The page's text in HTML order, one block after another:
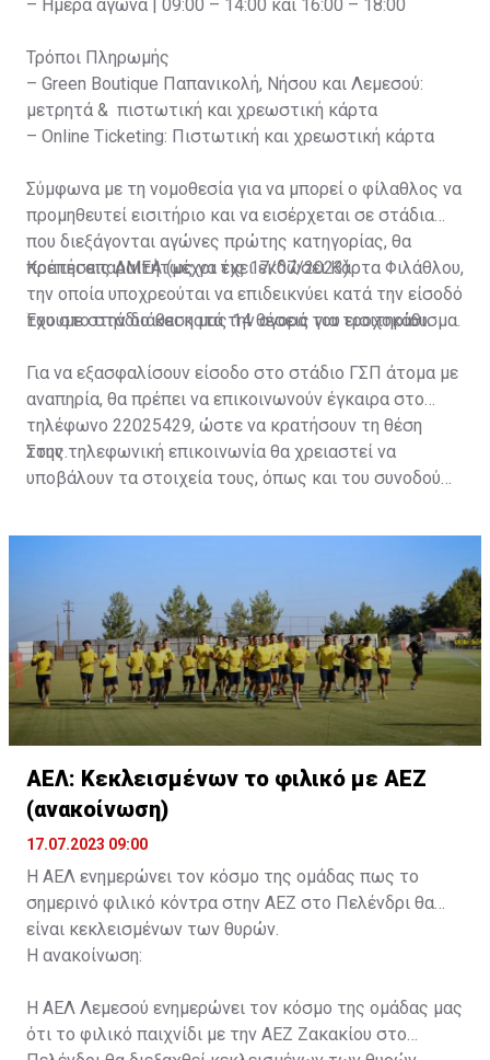
– Ημέρα αγώνα | 09:00 – 14:00 και 16:00 – 18:00
Τρόποι Πληρωμής
– Green Boutique Παπανικολή, Νήσου και Λεμεσού:
μετρητά & πιστωτική και χρεωστική κάρτα
– Online Ticketing: Πιστωτική και χρεωστική κάρτα
Σύμφωνα με τη νομοθεσία για να μπορεί ο φίλαθλος να
προμηθευτεί εισιτήριο και να εισέρχεται σε στάδια
που διεξάγονται αγώνες πρώτης κατηγορίας, θα
πρέπει απαραιτήτως να έχει εκδώσει Κάρτα Φιλάθλου,
την οποία υποχρεούται να επιδεικνύει κατά την είσοδό
του στο στάδιο και κατά την αγορά του εισιτηρίου.
Κρατήσεις ΑΜΕΑ (μέχρι τις 17/07/2023)
Έχουμε στην διάθεση μας 14 θέσεις για τροχοκάθισμα.
Για να εξασφαλίσουν είσοδο στο στάδιο ΓΣΠ άτομα με
αναπηρία, θα πρέπει να επικοινωνούν έγκαιρα στο
τηλέφωνο 22025429, ώστε να κρατήσουν τη θέση
τους.
Στην τηλεφωνική επικοινωνία θα χρειαστεί να
υποβάλουν τα στοιχεία τους, όπως και του συνοδού
ονοματεπώνυμο, αριθμός πινακίδας αυτοκινήτου,
ΑΕΛ: Κεκλεισμένων το φιλικό με ΑΕΖ
(ανακοίνωση)
17.07.2023 09:00
Η ΑΕΛ ενημερώνει τον κόσμο της ομάδας πως το
σημερινό φιλικό κόντρα στην ΑΕΖ στο Πελένδρι θα
είναι κεκλεισμένων των θυρών.
Η ανακοίνωση:
Η ΑΕΛ Λεμεσού ενημερώνει τον κόσμο της ομάδας μας
ότι το φιλικό παιχνίδι με την ΑΕΖ Ζακακίου στο